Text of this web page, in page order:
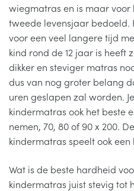
wiegmatras en is maar
tweede levensjaar
voor een veel langere tijd
kind rond de 12 jaar is heeft
dikker en steviger matras
dus van nog groter belang
uren geslapen zal worden.
kindermatras ook het beste
nemen, 70, 80 of 90 x 200.
kindermatras speelt ook
Wat is de beste hardheid
kindermatras juist stevig tot